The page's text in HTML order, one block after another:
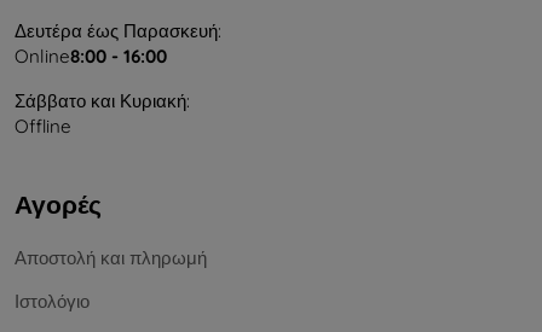
Δευτέρα έως Παρασκευή:
Online8:00 - 16:00
Σάββατο και Κυριακή:
Offline
Αγορές
Αποστολή και πληρωμή
Ιστολόγιο